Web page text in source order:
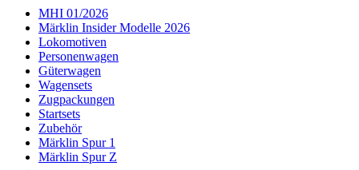
MHI 01/2026
Märklin Insider Modelle 2026
Lokomotiven
Personenwagen
Güterwagen
Wagensets
Zugpackungen
Startsets
Zubehör
Märklin Spur 1
Märklin Spur Z